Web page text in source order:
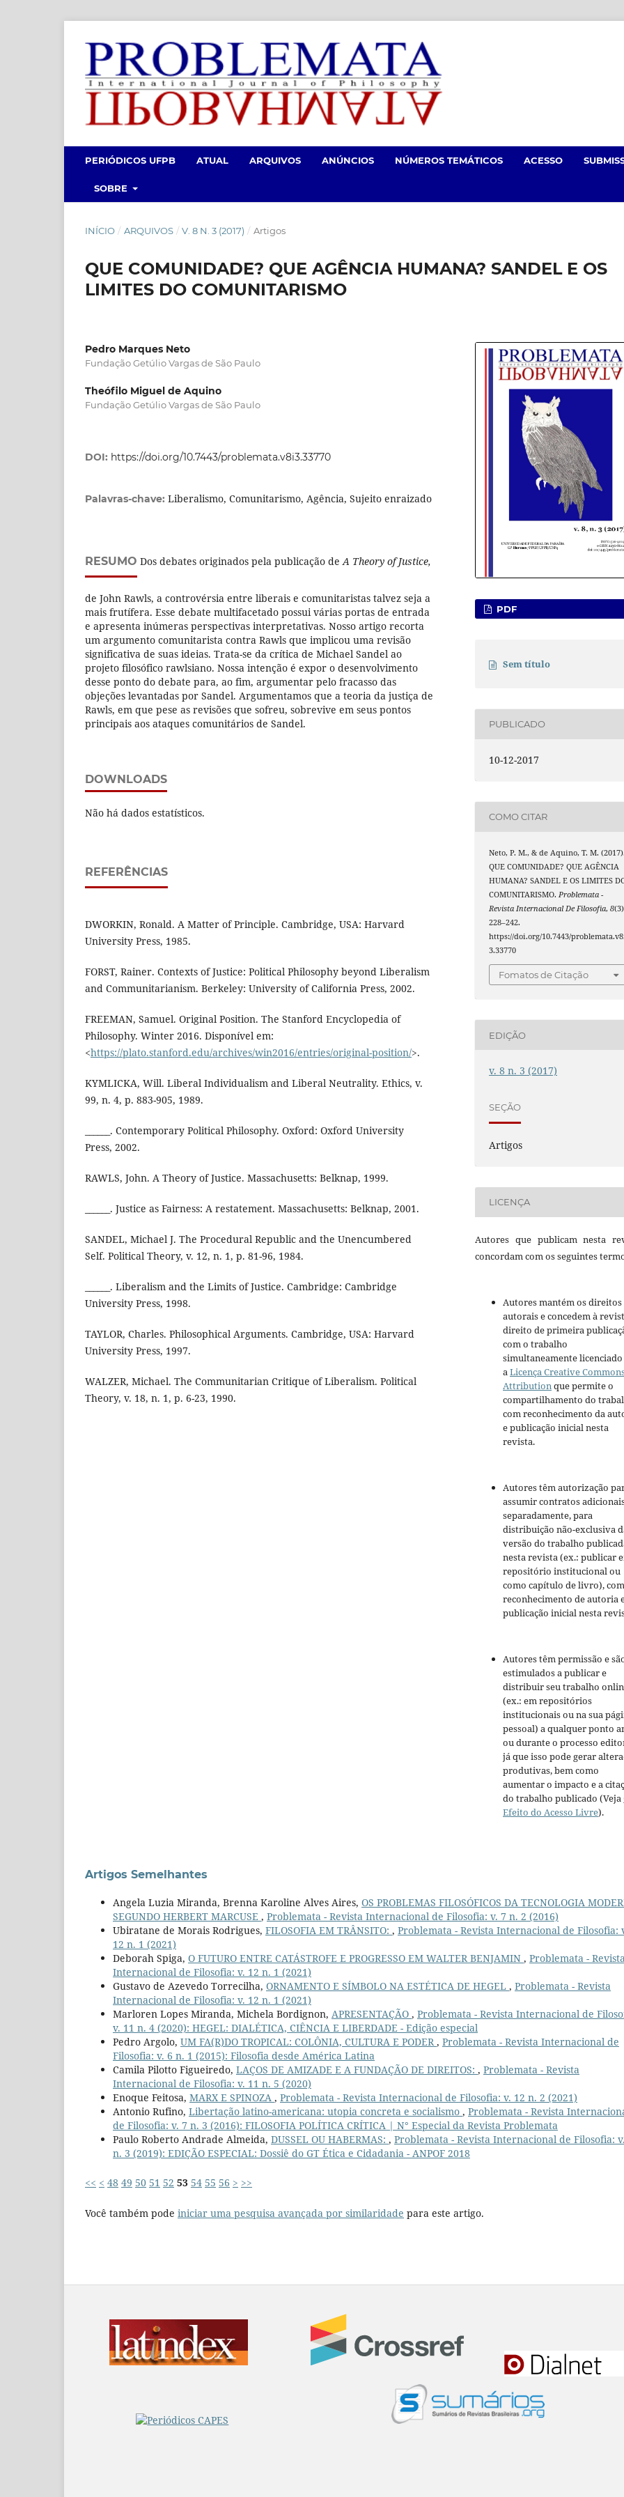
PERIÓDICOS UFPB ATUAL ARQUIVOS ANÚNCIOS NÚMEROS TEMÁTICOS ACESSO
SOBRE
INÍCIO / ARQUIVOS / V. 8 N. 3 (2017) / Artigos
QUE COMUNIDADE? QUE AGÊNCIA HUMANA? SANDEL E OS
LIMITES DO COMUNITARISMO
Pedro Marques Neto
Fundação Getúlio Vargas de São Paulo
Theófilo Miguel de Aquino
Fundação Getúlio Vargas de São Paulo
DOI: https://doi.org/10.7443/problemata.v8i3.33770
Palavras-chave: Liberalismo, Comunitarismo, Agência, Sujeito enraizado
RESUMO Dos debates originados pela publicação deA Theory of Justice,
de John Rawls, a controvérsia entre liberais e comunitaristas talvez seja a
mais frutífera. Esse debate multifacetado possui várias portas de entrada
e apresenta inúmeras perspectivas interpretativas. Nosso artigo recorta
um argumento comunitarista contra Rawls que implicou uma revisão
significativa de suas ideias. Trata-se da crítica de Michael Sandel ao
projeto filosófico rawlsiano. Nossa intenção é expor o desenvolvimento
desse ponto do debate para, ao fim, argumentar pelo fracasso das
objeções levantadas por Sandel. Argumentamos que a teoria da justiça de
Rawls, em que pese as revisões que sofreu, sobrevive em seus pontos
principais aos ataques comunitários de Sandel.
DOWNLOADS
Não há dados estatísticos.
REFERÊNCIAS
DWORKIN, Ronald. A Matter of Principle. Cambridge, USA: Harvard
University Press, 1985.
FORST, Rainer. Contexts of Justice: Political Philosophy beyond Liberalism
and Communitarianism. Berkeley: University of California Press, 2002.
FREEMAN, Samuel. Original Position. The Stanford Encyclopedia of
Philosophy. Winter 2016. Disponível em:
<https://plato.stanford.edu/archives/win2016/entries/original-position/>.
KYMLICKA, Will. Liberal Individualism and Liberal Neutrality. Ethics, v.
99, n. 4, p. 883-905, 1989.
______. Contemporary Political Philosophy. Oxford: Oxford University
Press, 2002.
RAWLS, John. A Theory of Justice. Massachusetts: Belknap, 1999.
______. Justice as Fairness: A restatement. Massachusetts: Belknap, 2001.
SANDEL, Michael J. The Procedural Republic and the Unencumbered
Self. Political Theory, v. 12, n. 1, p. 81-96, 1984.
______. Liberalism and the Limits of Justice. Cambridge: Cambridge
University Press, 1998.
TAYLOR, Charles. Philosophical Arguments. Cambridge, USA: Harvard
University Press, 1997.
WALZER, Michael. The Communitarian Critique of Liberalism. Political
Theory, v. 18, n. 1, p. 6-23, 1990.
PDF
Sem título
PUBLICADO
10-12-2017
COMO CITAR
Neto, P. M., & de Aquino, T. M.
QUE COMUNIDADE? QUE AGÊNCIA
HUMANA? SANDEL E OS LIMITES
COMUNITARISMO.Problemata -
Revista Internacional De Filosofia,8
228–242.
https://doi.org/10.7443/
3.33770
Fomatos de Citação
EDIÇÃO
v. 8 n. 3 (2017)
SEÇÃO
Artigos
LICENÇA
Autores que publicam nesta
concordam com os seguintes
Autores mantém os direitos
autorais e concedem à
direito de primeira
com o trabalho
simultaneamente
a Licença Creative
Attribution que permite o
compartilhamento do
com reconhecimento da
e publicação inicial nesta
revista.
Autores têm autorização
assumir contratos
separadamente, para
distribuição não-exclusiva
versão do trabalho
nesta revista (ex.: publicar
repositório institucional ou
como capítulo de livro), com
reconhecimento de autoria
publicação inicial nesta
Autores têm permissão e
estimulados a publicar e
distribuir seu trabalho
(ex.: em repositórios
institucionais ou na sua
pessoal) a qualquer ponto
ou durante o processo
já que isso pode gerar
produtivas, bem como
aumentar o impacto e a
do trabalho publicado (Veja
Efeito do Acesso Livre).
Artigos Semelhantes
Angela Luzia Miranda, Brenna Karoline Alves Aires, OS PROBLEMAS FILOSÓFICOS DA TECNOLOGIA
SEGUNDO HERBERT MARCUSE , Problemata - Revista Internacional de Filosofia: v. 7 n. 2 (2016)
Ubiratane de Morais Rodrigues, FILOSOFIA EM TRÂNSITO: , Problemata - Revista Internacional de Filosofia:
12 n. 1 (2021)
Deborah Spiga, O FUTURO ENTRE CATÁSTROFE E PROGRESSO EM WALTER BENJAMIN , Problemata -
Internacional de Filosofia: v. 12 n. 1 (2021)
Gustavo de Azevedo Torrecilha, ORNAMENTO E SÍMBOLO NA ESTÉTICA DE HEGEL , Problemata - Revista
Internacional de Filosofia: v. 12 n. 1 (2021)
Marloren Lopes Miranda, Michela Bordignon, APRESENTAÇÃO , Problemata - Revista Internacional de
v. 11 n. 4 (2020): HEGEL: DIALÉTICA, CIÊNCIA E LIBERDADE - Edição especial
Pedro Argolo, UM FA(R)DO TROPICAL: COLÔNIA, CULTURA E PODER , Problemata - Revista Internacional de
Filosofia: v. 6 n. 1 (2015): Filosofia desde América Latina
Camila Pilotto Figueiredo, LAÇOS DE AMIZADE E A FUNDAÇÃO DE DIREITOS: , Problemata - Revista
Internacional de Filosofia: v. 11 n. 5 (2020)
Enoque Feitosa, MARX E SPINOZA , Problemata - Revista Internacional de Filosofia: v. 12 n. 2 (2021)
Antonio Rufino, Libertação latino-americana: utopia concreta e socialismo , Problemata - Revista
de Filosofia: v. 7 n. 3 (2016): FILOSOFIA POLÍTICA CRÍTICA | N° Especial da Revista Problemata
Paulo Roberto Andrade Almeida, DUSSEL OU HABERMAS: , Problemata - Revista Internacional de Filosofia:
n. 3 (2019): EDIÇÃO ESPECIAL: Dossiê do GT Ética e Cidadania - ANPOF 2018
<< < 48 49 50 51 52 53 54 55 56 > >>
Você também pode iniciar uma pesquisa avançada por similaridade para este artigo.